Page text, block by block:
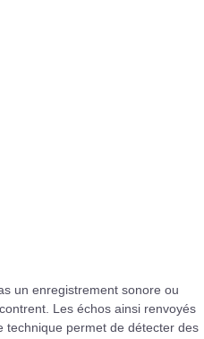
un enregistrement sonore ou
Les échos ainsi renvoyés
technique permet de détecter des